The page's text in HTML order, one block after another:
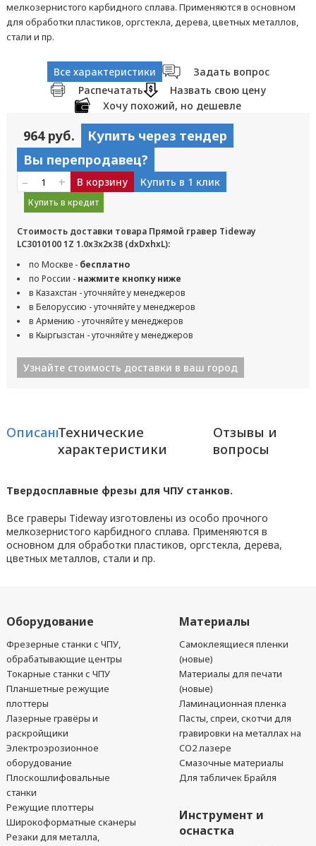
мелкозернистого карбидного сплава. Применяются в основном
для обработки пластиков, оргстекла, дерева, цветных металлов,
стали и пр.
Все характеристики
Задать вопрос
Распечатать
Назвать свою цену
Хочу похожий, но дешевле
964 руб.
Купить через тендер
Вы перепродавец?
– + В корзину Купить в 1 клик
Купить в кредит
Стоимость доставки товара Прямой гравер Tideway
LC3010100 1Z 1.0x3x2x38 (dxDxhxL):
по Москве - бесплатно
по России - нажмите кнопку ниже
в Казахстан - уточняйте у менеджеров
в Белоруссию - уточняйте у менеджеров
в Армению - уточняйте у менеджеров
в Кыргызстан - уточняйте у менеджеров
Узнайте стоимость доставки в ваш город
ОписаниеТехнические
характеристики
Отзывы и
вопросы
Твердосплавные фрезы для ЧПУ станков.
Все граверы Tideway изготовлены из особо прочного
мелкозернистого карбидного сплава. Применяются в
основном для обработки пластиков, оргстекла, дерева,
цветных металлов, стали и пр.
Оборудование
Фрезерные станки с ЧПУ,
обрабатывающие центры
Токарные станки с ЧПУ
Планшетные режущие
плоттеры
Лазерные гравёры и
раскройщики
Электроэрозионное
оборудование
Плоскошлифовальные
станки
Режущие плоттеры
Широкоформатные сканеры
Резаки для металла,
Материалы
Самоклеящиеся пленки
(новые)
Материалы для печати
(новые)
Ламинационная пленка
Пасты, спреи, скотчи для
гравировки на металлах на
CO2 лазере
Смазочные материалы
Для табличек Брайля
Инструмент и
оснастка